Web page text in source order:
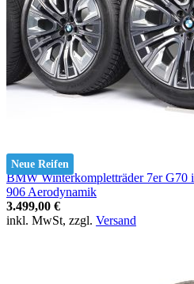
Neue Reifen
BMW Winterkompletträder 7er
906 Aerodynamik
3.499,00 €
inkl. MwSt, zzgl. Versand